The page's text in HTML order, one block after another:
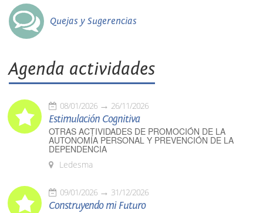
Quejas y Sugerencias
Agenda actividades
08/01/2026 26/11/2026
Estimulación Cognitiva
OTRAS ACTIVIDADES DE PROMOCIÓN DE LA
AUTONOMÍA PERSONAL Y PREVENCIÓN DE LA
DEPENDENCIA
Ledesma
09/01/2026 31/12/2026
Construyendo mi Futuro